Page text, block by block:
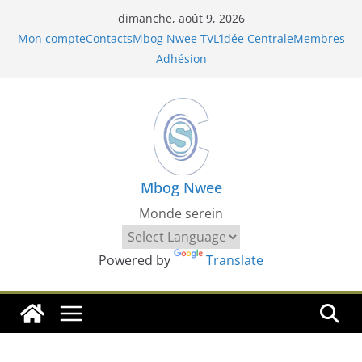
dimanche, août 9, 2026
Mon compteContactsMbog Nwee TVL’idée CentraleMembres
Adhésion
Mbog Nwee
Monde serein
Powered by Translate